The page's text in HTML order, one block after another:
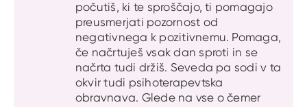
počutiš, ki te sproščajo, ti pomagajo
preusmerjati pozornost od
negativnega k pozitivnemu. Pomaga,
če načrtuješ vsak dan sproti in se
načrta tudi držiš. Seveda pa sodi v ta
okvir tudi psihoterapevtska
obravnava. Glede na vse o čemer